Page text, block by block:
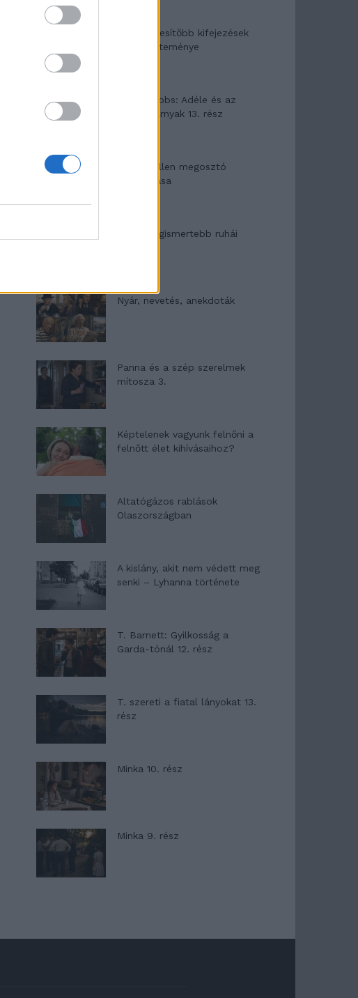
A legidegesítőbb kifejezések
laza gyűjteménye
Elyna Robbs: Adéle és az
örökölt árnyak 13. rész
Woody Allen megosztó
zsenialitása
A világ legismertebb ruhái
Nyár, nevetés, anekdoták
Panna és a szép szerelmek
mítosza 3.
Képtelenek vagyunk felnőni a
felnőtt élet kihívásaihoz?
Altatógázos rablások
Olaszországban
A kislány, akit nem védett meg
senki – Lyhanna története
T. Barnett: Gyilkosság a
Garda-tónál 12. rész
T. szereti a fiatal lányokat 13.
rész
Minka 10. rész
Minka 9. rész